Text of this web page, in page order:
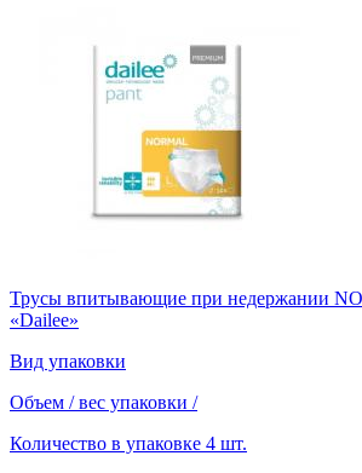
Трусы впитывающие при недержании
«Dailee»
Вид упаковки
Объем / вес упаковки /
Количество в упаковке 4 шт.